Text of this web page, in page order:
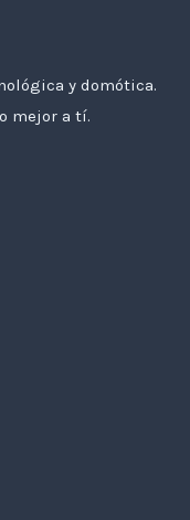
y domótica.
mejor a tí.